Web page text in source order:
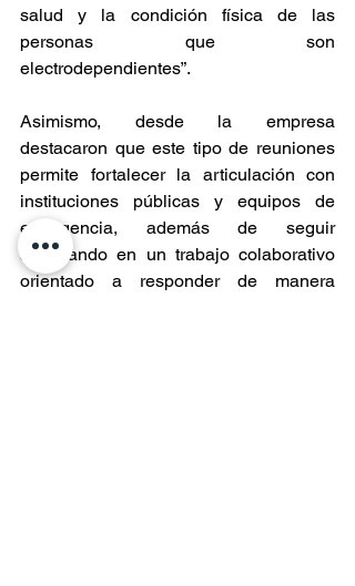
salud y la condición física de las
personas que son
electrodependientes”.
Asimismo, desde la empresa
destacaron que este tipo de reuniones
permite fortalecer la articulación con
instituciones públicas y equipos de
emergencia, además de seguir
avanzando en un trabajo colaborativo
orientado a responder de manera